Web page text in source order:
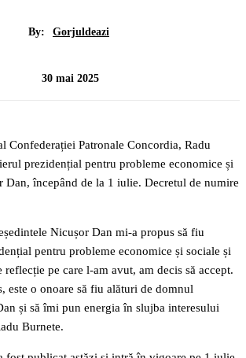
By: Gorjuldeazi
30 mai 2025
Confederației Patronale Concordia, Radu
prezidențial pentru probleme economice și
Dan, începând de la 1 iulie. Decretul de numire
Nicușor Dan mi-a propus să fiu
pentru probleme economice și sociale și
pe care l-am avut, am decis să accept.
este o onoare să fiu alături de domnul
și să îmi pun energia în slujba interesului
Burnete.